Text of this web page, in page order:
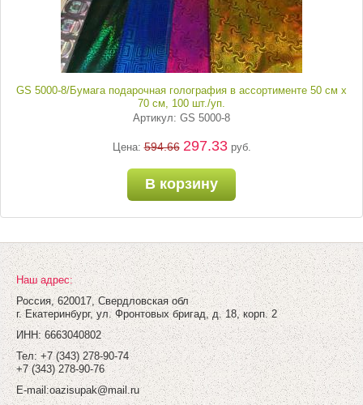
GS 5000-8/Бумага подарочная голография в ассортименте 50 см х
70 см, 100 шт./уп.
Артикул: GS 5000-8
Цена:594.66 297.33руб.
В корзину
Наш адрес:
Россия, 620017, Свердловская обл
г. Екатеринбург, ул. Фронтовых бригад, д. 18, корп. 2
ИНН: 6663040802
Тел: +7 (343) 278-90-74
+7 (343) 278-90-76
E-mail:oazisupak@mail.ru